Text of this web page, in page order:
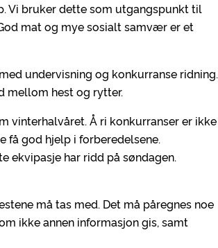
Vi bruker dette som utgangspunkt til
mat og mye sosialt samvær er et
undervisning og konkurranse ridning.
mellom hest og rytter.
vinterhalvåret. Å ri konkurranser er ikke
få god hjelp i forberedelsene.
ekvipasje har ridd på søndagen.
må tas med. Det må påregnes noe
ikke annen informasjon gis, samt